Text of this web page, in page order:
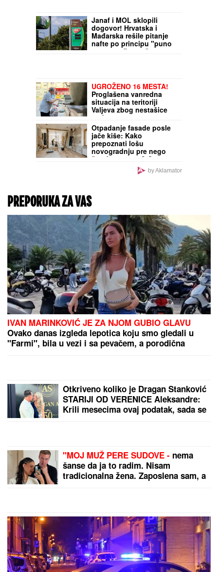
Recept za
NAJKREMASTIJI ČIZKEJK
SA KUPINAMA: Ima ukus
kao iz poslastičarnice, a
Pokrenuta prva
nacionalna istraga
Janaf i MOL sklopili
dogovor! Hrvatska i
Mađarska rešile pitanje
nafte po principu "puno
za prazno", evo šta to
znači
UGROŽENO 16 MESTA!
Otpadanje fasade posle
jače kiše: Kako
prepoznati lošu
novogradnju pre nego
PREPORUKA ZA VAS